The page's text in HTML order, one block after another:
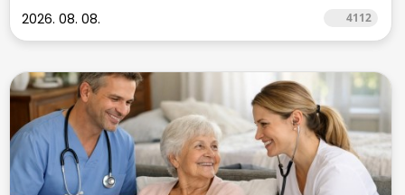
2026. 08. 08. 4112